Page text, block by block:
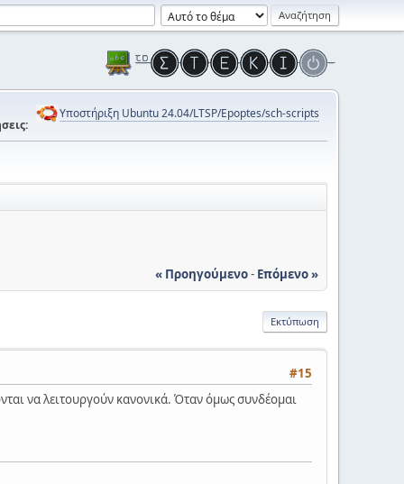
Υποστήριξη Ubuntu 24.04/LTSP/Epoptes/sch-scripts
« Προηγούμενο- Επόμενο »
Εκτύπωση
#15
να λειτουργούν κανονικά. Όταν όμως συνδέομαι